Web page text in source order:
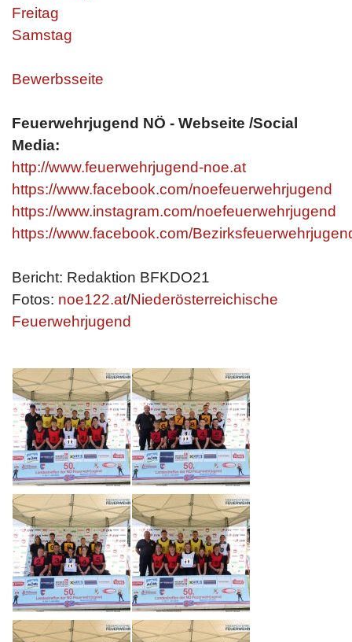
Freitag
Samstag
Bewerbsseite
Feuerwehrjugend NÖ - Webseite /Social
Media:
http://www.feuerwehrjugend-noe.at
https://www.facebook.com/noefeuerwehrjugend
https://www.instagram.com/noefeuerwehrjugend
https://www.facebook.com/
Bericht: Redaktion BFKDO21
Fotos: noe122.at/Niederösterreichische
Feuerwehrjugend